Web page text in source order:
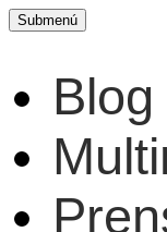
Submenú
Blog